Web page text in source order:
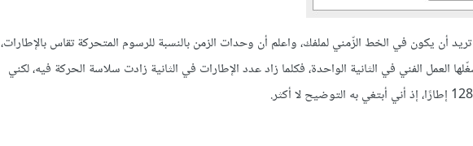
أن يكون في الخط الزّمني لملفك، واعلم أن وحدات الزمن بالنسبة للرسوم المتحركة تقاس بالإطارات،
العمل الفني في الثانية الواحدة، فكلما زاد عدد الإطارات في الثانية زادت سلاسة الحركة فيه، لكني